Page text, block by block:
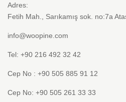
Adres:
Fetih Mah., Sarıkamış sok. no:7a
info@woopine.com
Tel: +90 216 492 32 42
Cep No : +90 505 885 91 12
Cep No: +90 505 261 33 33